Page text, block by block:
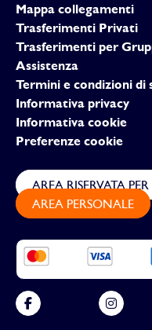
Mappa collegamenti
Trasferimenti Privati
Trasferimenti per
Assistenza
Termini e condizioni di
Informativa privacy
Informativa cookie
Preferenze cookie
AREA RISERVATA
AREA PERSONALE